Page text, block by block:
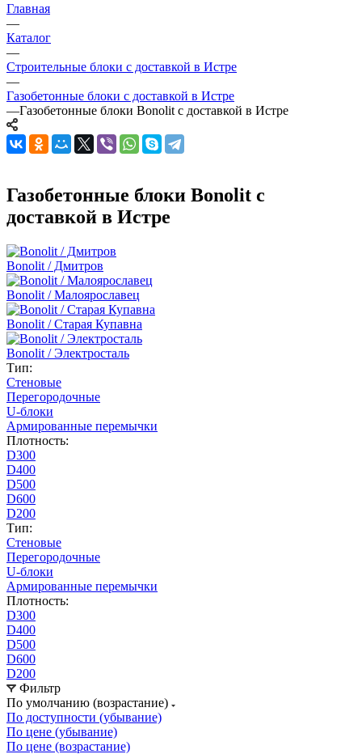
Главная
—
Каталог
—
Строительные блоки с доставкой в Истре
—
Газобетонные блоки с доставкой в Истре
—Газобетонные блоки Bonolit с доставкой в Истре
Газобетонные блоки Bonolit с
доставкой в Истре
Bonolit / Дмитров
Bonolit / Малоярославец
Bonolit / Старая Купавна
Bonolit / Электросталь
Тип:
Стеновые
Перегородочные
U-блоки
Армированные перемычки
Плотность:
D300
D400
D500
D600
D200
Тип:
Стеновые
Перегородочные
U-блоки
Армированные перемычки
Плотность:
D300
D400
D500
D600
D200
Фильтр
По умолчанию (возрастание)
По доступности (убывание)
По цене (убывание)
По цене (возрастание)